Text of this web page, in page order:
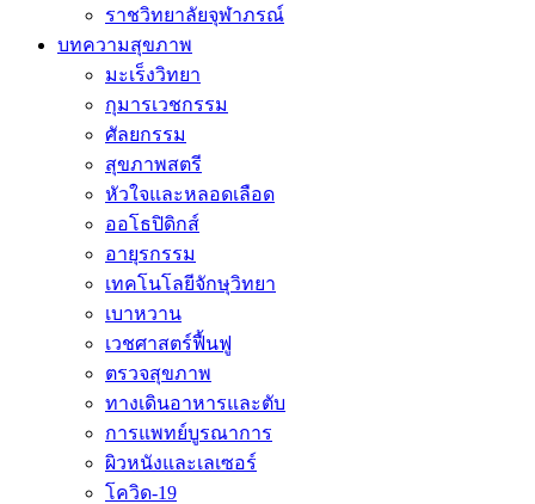
ราชวิทยาลัยจุฬาภรณ์
บทความสุขภาพ
มะเร็งวิทยา
กุมารเวชกรรม
ศัลยกรรม
สุขภาพสตรี
หัวใจและหลอดเลือด
ออโธปิดิกส์
อายุรกรรม
เทคโนโลยีจักษุวิทยา
เบาหวาน
เวชศาสตร์ฟื้นฟู
ตรวจสุขภาพ
ทางเดินอาหารและตับ
การแพทย์บูรณาการ
ผิวหนังและเลเซอร์
โควิด-19